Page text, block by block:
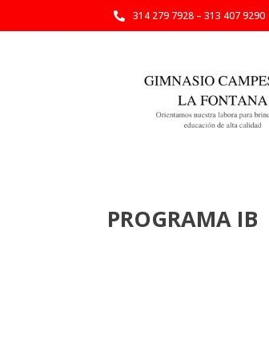
 314 279 7928 – 313 407 9290
PROGRAMA IB